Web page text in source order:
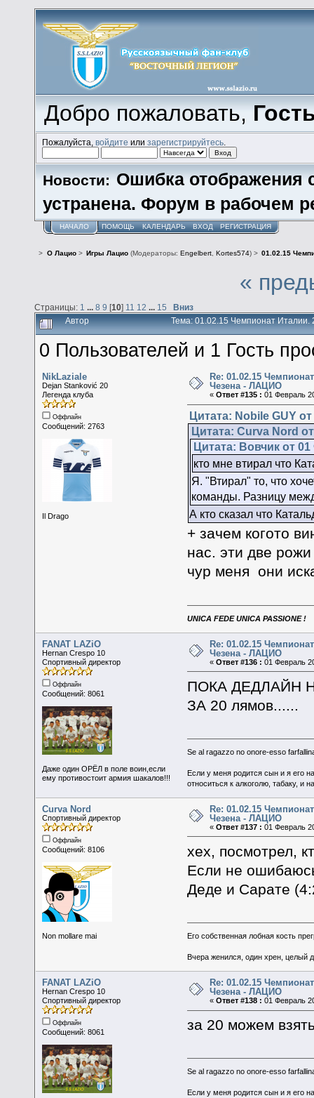
Добро пожаловать,
Пожалуйста,войдите илизарегистрируйтесь
Новости: Ошибка отображения
устранена. Форум в рабочем
НАЧАЛО ПОМОЩЬ КАЛЕНДАРЬ ВХОД РЕГИСТРАЦИЯ
> О Лацио> Игры Лацио(Модераторы: Engelbert, Kortes574) > 01.02.15
«
Страницы: 1 8 9 [10] 11 12 15 Вниз
Автор Тема: 01.02.15 Чемпионат
0 Пользователей и 1 Гость
NikLaziale
Dejan Stanković 20
Легенда клуба
Оффлайн
Сообщений: 2763
Il Drago
Re: 01.02.15
Чезена - ЛАЦИО
«Ответ #135 : 01 Февраль
Цитата: Nobile GUY
Цитата: Curva Nord
Цитата: Вовчик от
кто мне втирал что
Я. "Втирал" то, что
команды. Разницу
А кто сказал что
+ зачем когото
нас. эти две
чур меня они
UNICA FEDE UNICA PASSIONE !
FANAT LAZiO
Hernan Crespo 10
Спортивный директор
Оффлайн
Сообщений: 8061
Даже один ОРЁЛ в поле воин,если
ему противостоит армия шакалов!!!
Re: 01.02.15
Чезена - ЛАЦИО
«Ответ #136 : 01 Февраль
ПОКА ДЕДЛАЙН
ЗА 20 лямов......
Se al ragazzo no onore-esso
Если у меня родится сын и я его
относиться к алкоголю, табаку, и
Curva Nord
Спортивный директор
Оффлайн
Сообщений: 8106
Non mollare mai
Re: 01.02.15
Чезена - ЛАЦИО
«Ответ #137 : 01 Февраль
хех, посмотрел,
Если не
Деде и Сарате
Его собственная лобная кость
Вчера женился, один хрен, целый
FANAT LAZiO
Hernan Crespo 10
Спортивный директор
Оффлайн
Сообщений: 8061
Re: 01.02.15
Чезена - ЛАЦИО
«Ответ #138 : 01 Февраль
за 20 можем
Se al ragazzo no onore-esso
Если у меня родится сын и я его